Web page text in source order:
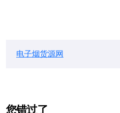
电子烟货源网
您错过了